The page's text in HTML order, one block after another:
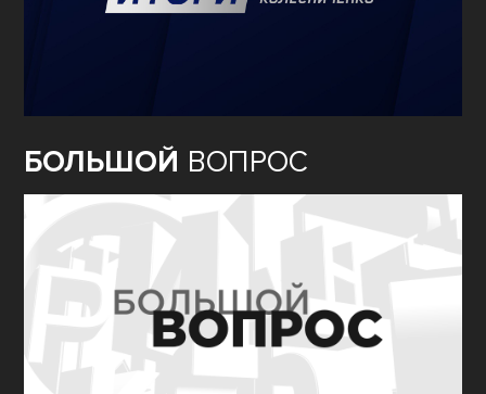
БОЛЬШОЙ ВОПРОС